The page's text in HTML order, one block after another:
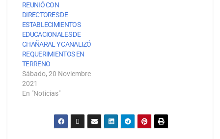
REUNIÓ CON
DIRECTORES DE
ESTABLECIMIENTOS
EDUCACIONALES DE
CHAÑARAL Y CANALIZÓ
REQUERIMIENTOS EN
TERRENO
Sábado, 20 Noviembre
2021
En "Noticias"